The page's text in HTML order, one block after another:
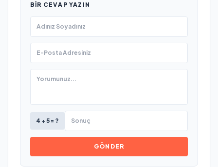
BIR CEVAP YAZIN
4 + 5 = ?
GÖNDER